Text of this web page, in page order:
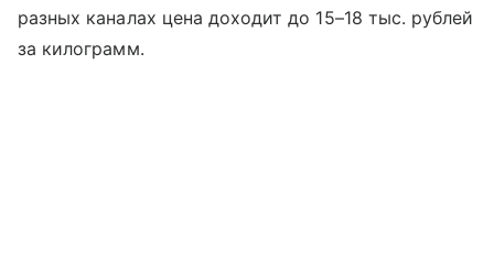
разных каналах цена доходит до 15–18 тыс. рублей
за килограмм.